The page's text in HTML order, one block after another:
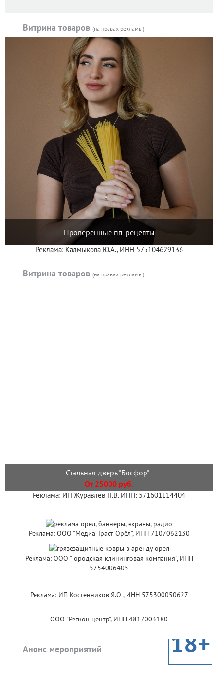
Витрина товаров (на правах рекламы)
Проверенные пп-рецепты
Реклама: Калмыкова Ю.А., ИНН 575104629136
Витрина товаров (на правах рекламы)
Стальная дверь "Босфор"
От 25000 руб.
Реклама: ИП Журавлев П.В. ИНН: 571601114404
Реклама: ООО "Медиа Траст Орёл", ИНН 7107062130
Реклама: ООО "Городская клининговая компания", ИНН
5754006405
Реклама: ИП Костенников Я.О , ИНН 575300050627
ООО "Регион центр", ИНН 4817003180
Анонс мероприятий 18+